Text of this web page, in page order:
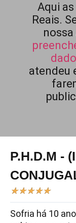
Aqui
Reais.
atendeu
P.H.D.M -
★★★★★
Sofria há 10